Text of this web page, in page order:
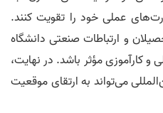
عملی خود را تقویت کنند.
و ارتباطات صنعتی دانشگاه
کارآموزی مؤثر باشد. در نهایت،
می‌تواند به ارتقای موقعیت